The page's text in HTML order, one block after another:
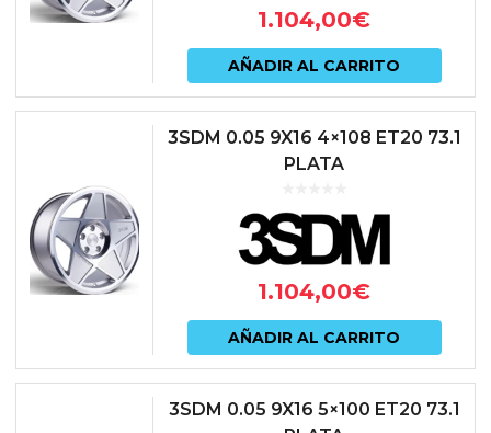
1.104,00€
AÑADIR AL CARRITO
3SDM 0.05 9X16 4×108 ET20 73.1
PLATA
1.104,00€
AÑADIR AL CARRITO
3SDM 0.05 9X16 5×100 ET20 73.1